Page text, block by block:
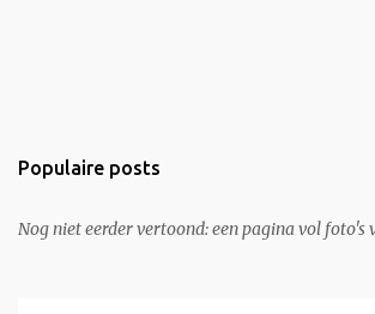
Populaire posts
Nog niet eerder vertoond: een pagina vol foto's